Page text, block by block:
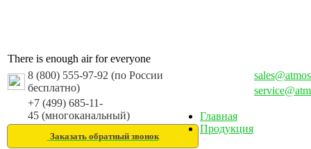
There is enough air for everyone
8 (800) 555-97-92 (по России
бесплатно)
+7 (499) 685-11-
45 (многоканальный)
Заказать обратный звонок
Главная
Продукция